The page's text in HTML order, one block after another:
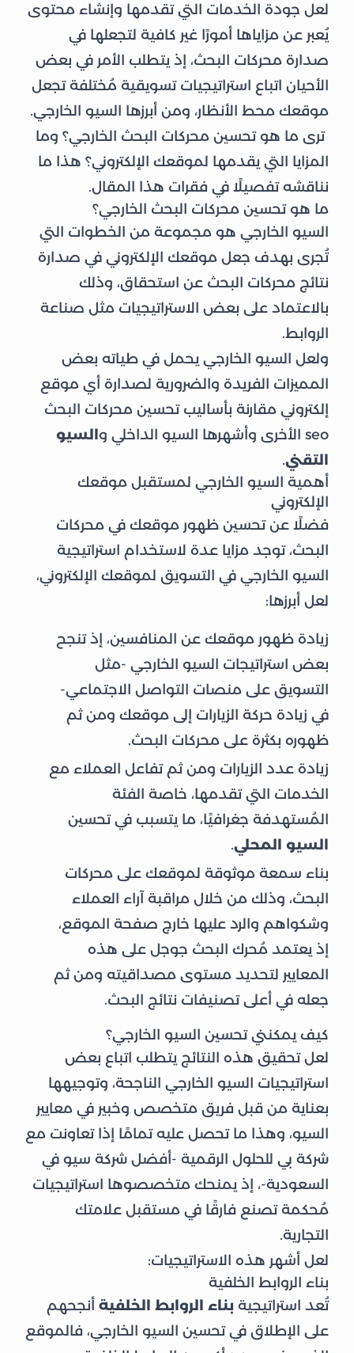
لعل جودة الخدمات التي تقدمها وإنشاء محتوى
يُعبر عن مزاياها أمورًا غير كافية لتجعلها في
صدارة محركات البحث، إذ يتطلب الأمر في بعض
الأحيان اتباع استراتيجيات تسويقية مُختلفة تجعل
موقعك محط الأنظار، ومن أبرزها السيو الخارجي.
ترى ما هو تحسين محركات البحث الخارجي؟ وما
المزايا التي يقدمها لموقعك الإلكتروني؟ هذا ما
نناقشه تفصيلًا في فقرات هذا المقال.
ما هو تحسين محركات البحث الخارجي؟
السيو الخارجي هو مجموعة من الخطوات التي
تُجرى بهدف جعل موقعك الإلكتروني في صدارة
نتائج محركات البحث عن استحقاق، وذلك
بالاعتماد على بعض الاستراتيجيات مثل صناعة
الروابط.
ولعل السيو الخارجي يحمل في طياته بعض
المميزات الفريدة والضرورية لصدارة أي موقع
إلكتروني مقارنة بأساليب تحسين محركات البحث
seo الأخرى وأشهرها السيو الداخلي و
السيو
التقني.
أهمية السيو الخارجي لمستقبل موقعك
الإلكتروني
فضلًا عن تحسين ظهور موقعك في محركات
البحث، توجد مزايا عدة لاستخدام استراتيجية
السيو الخارجي في التسويق لموقعك الإلكتروني،
لعل أبرزها:
زيادة ظهور موقعك عن المنافسين، إذ تنجح
بعض استراتيجات السيو الخارجي -مثل
التسويق على منصات التواصل الاجتماعي-
في زيادة حركة الزيارات إلى موقعك ومن ثم
ظهوره بكثرة على محركات البحث.
زيادة عدد الزيارات ومن ثم تفاعل العملاء مع
الخدمات التي تقدمها، خاصة الفئة
المُستهدفة جغرافيًا، ما يتسبب في تحسين
السيو المحلي.
بناء سمعة موثوقة لموقعك على محركات
البحث، وذلك من خلال مراقبة آراء العملاء
وشكواهم والرد عليها خارج صفحة الموقع،
إذ يعتمد مُحرك البحث جوجل على هذه
المعايير لتحديد مستوى مصداقيته ومن ثم
جعله في أعلى تصنيفات نتائج البحث.
كيف يمكنني تحسين السيو الخارجي؟
لعل تحقيق هذه النتائج يتطلب اتباع بعض
استراتيجيات السيو الخارجي الناجحة، وتوجيهها
بعناية من قبل فريق متخصص وخبير في معايير
السيو، وهذا ما تحصل عليه تمامًا إذا تعاونت مع
شركة بي للحلول الرقمية -أفضل شركة سيو في
السعودية-، إذ يمنحك متخصصوها استراتيجيات
مُحكمة تصنع فارقًا في مستقبل علامتك
التجارية.
لعل أشهر هذه الاستراتيجيات:
بناء الروابط الخلفية
تُعد استراتيجية بناء الروابط الخلفية أنجحهم
على الإطلاق في تحسين السيو الخارجي، فالموقع